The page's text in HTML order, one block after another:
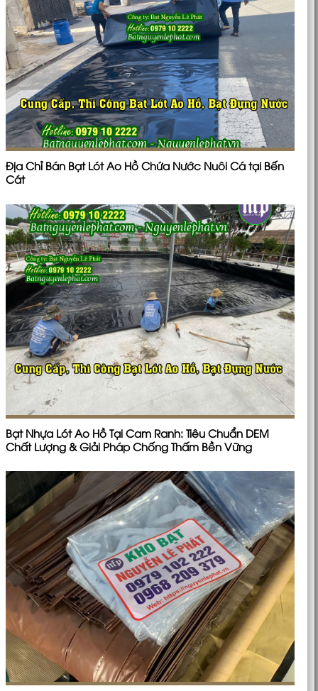
Địa Chỉ Bán Bạt Lót Ao Hồ Chứa Nước Nuôi Cá tại Bến
Cát
Bạt Nhựa Lót Ao Hồ Tại Cam Ranh: Tiêu Chuẩn DEM
Chất Lượng & Giải Pháp Chống Thấm Bền Vững